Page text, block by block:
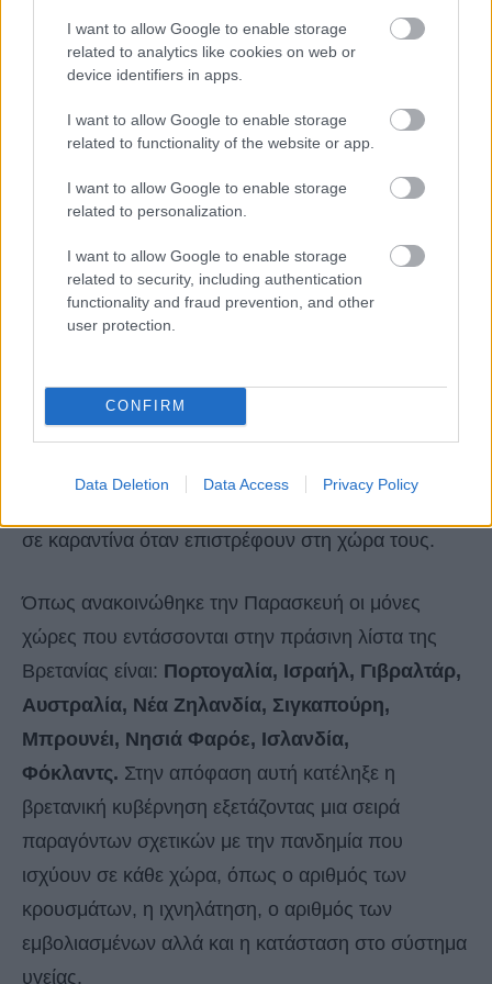
I want to allow Google to enable storage
related to analytics like cookies on web or
device identifiers in apps.
I want to allow Google to enable storage
related to functionality of the website or app.
I want to allow Google to enable storage
related to personalization.
I want to allow Google to enable storage
related to security, including authentication
functionality and fraud prevention, and other
user protection.
CONFIRM
Data Deletion Data Access Privacy Policy
χώρα μας για διακοπές κατά την επιστροφή τους
θα υποχρεωθούν σε καραντίνα γεγονός που
προφανώς αποθαρρύνει τους ταξιδιώτες από τη
Βρετανία να έρθουν για διακοπές στην Ελλάδα.
Η μόνη τουριστική χώρα της Ευρώπης που
εντάχθηκε στην «πράσινη» λίστα επιτρέποντας
ταξίδια Βρετανών χωρίς εν συνεχεία υποχρέωση
καραντίνας, είναι η Πορτογαλία ενώ από την άλλη
στο «κόκκινο» μπήκε η Τουρκία.
χώρες της Ευρώπης, όπως η Ιταλία, η Γαλλία, η
Ισπανία, δεν περιλαμβάνονται στην πράσινη λίστα
που ανακοίνωσε η βρετανική κυβέρνηση, κάτι που
σε καραντίνα όταν επιστρέφουν στη χώρα τους.
Όπως ανακοινώθηκε την Παρασκευή οι μόνες
χώρες που εντάσσονται στην πράσινη λίστα της
Βρετανίας είναι: Πορτογαλία, Ισραήλ, Γιβραλτάρ,
Αυστραλία, Νέα Ζηλανδία, Σιγκαπούρη,
Μπρουνέι, Νησιά Φαρόε, Ισλανδία,
Φόκλαντς. Στην απόφαση αυτή κατέληξε η
βρετανική κυβέρνηση εξετάζοντας μια σειρά
παραγόντων σχετικών με την πανδημία που
ισχύουν σε κάθε χώρα, όπως ο αριθμός των
κρουσμάτων, η ιχνηλάτηση, ο αριθμός των
εμβολιασμένων αλλά και η κατάσταση στο σύστημα
υγείας.